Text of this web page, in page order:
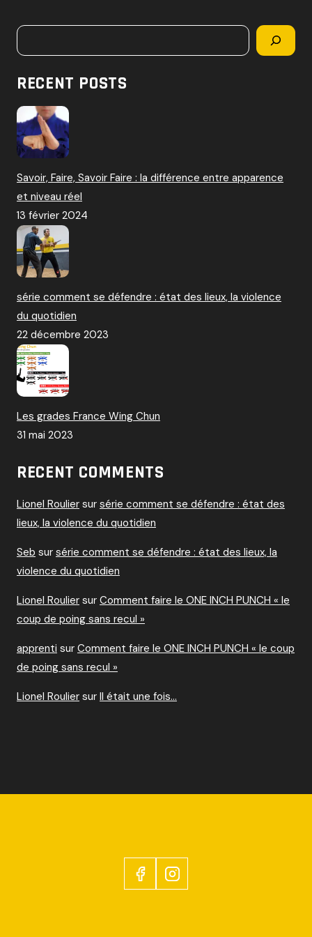
r
Rechercher
RECENT POSTS
Savoir, Faire, Savoir Faire : la différence entre apparence
et niveau réel
13 février 2024
série comment se défendre : état des lieux, la violence
du quotidien
22 décembre 2023
Les grades France Wing Chun
31 mai 2023
RECENT COMMENTS
Lionel Roulier sur série comment se défendre : état des
lieux, la violence du quotidien
Seb sur série comment se défendre : état des lieux, la
violence du quotidien
Lionel Roulier sur Comment faire le ONE INCH PUNCH « le
coup de poing sans recul »
apprenti sur Comment faire le ONE INCH PUNCH « le coup
de poing sans recul »
Lionel Roulier sur Il était une fois…